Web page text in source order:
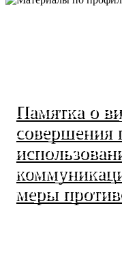
Памятка о
совершения
меры